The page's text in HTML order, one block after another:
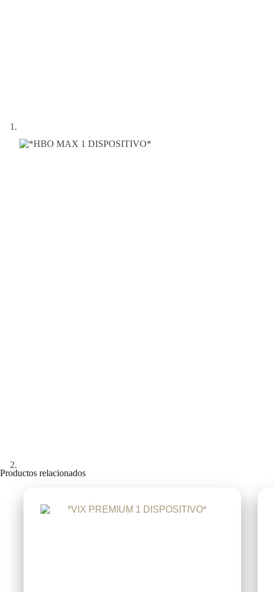
Productos relacionados